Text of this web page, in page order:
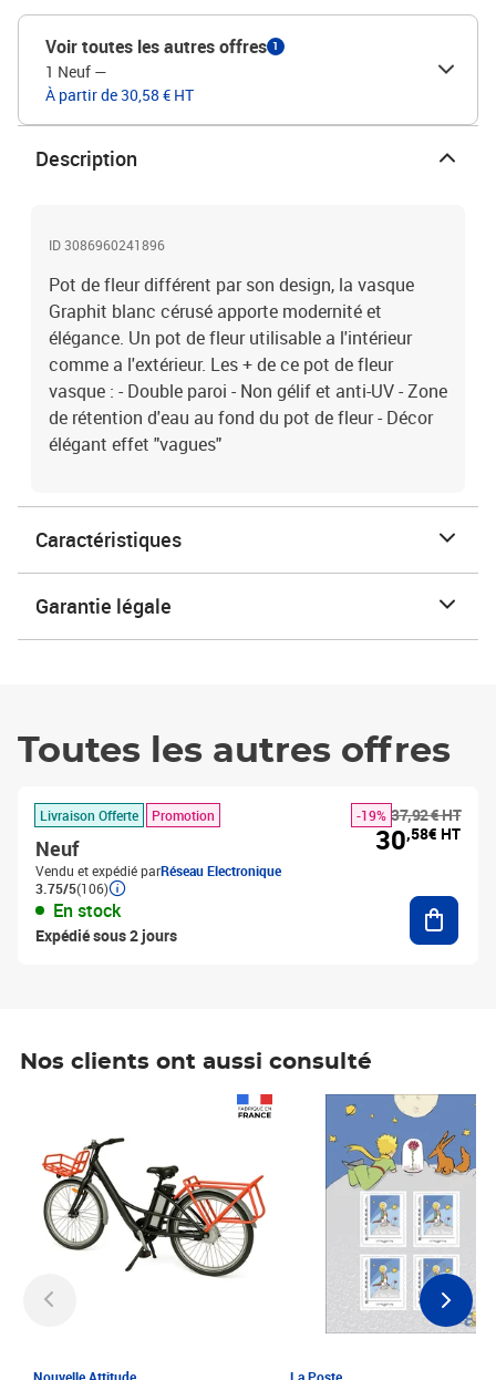
Voir toutes les autres offres 1
1 Neuf —
À partir de 30,58 € HT
Description
ID 3086960241896
Pot de fleur différent par son design, la vasque
Graphit blanc cérusé apporte modernité et
élégance. Un pot de fleur utilisable a l'intérieur
comme a l'extérieur. Les + de ce pot de fleur
vasque : - Double paroi - Non gélif et anti-UV - Zone
de rétention d'eau au fond du pot de fleur - Décor
élégant effet "vagues"
Caractéristiques
Garantie légale
Toutes les autres offres
Livraison Offerte Promotion
Neuf
Vendu et expédié parRéseau Electronique
3.75/5(106)
En stock
Expédié sous 2 jours
37,92 € HT
-19%
30,58€ HT
Nos clients ont aussi consulté
Prix 6,25€ HT